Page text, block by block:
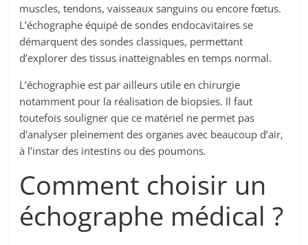
muscles, tendons, vaisseaux sanguins ou encore fœtus.
L’échographe équipé de sondes endocavitaires se
démarquent des sondes classiques, permettant
d’explorer des tissus inatteignables en temps normal.
L’échographie est par ailleurs utile en chirurgie
notamment pour la réalisation de biopsies. Il faut
toutefois souligner que ce matériel ne permet pas
d’analyser pleinement des organes avec beaucoup d’air,
à l’instar des intestins ou des poumons.
Comment choisir un
échographe médical ?